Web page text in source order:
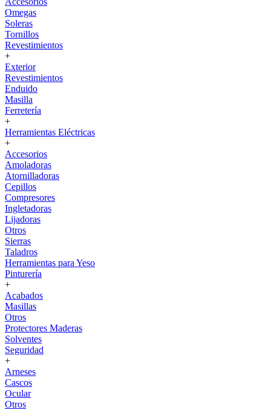
Omegas
Soleras
Tornillos
Revestimientos
+
Exterior
Revestimientos
Enduido
Masilla
Ferretería
+
Herramientas Eléctricas
+
Accesorios
Amoladoras
Atornilladoras
Cepillos
Compresores
Ingletadoras
Lijadoras
Otros
Sierras
Taladros
Herramientas para Yeso
Pinturería
+
Acabados
Masillas
Otros
Protectores Maderas
Solventes
Seguridad
+
Arneses
Cascos
Ocular
Otros